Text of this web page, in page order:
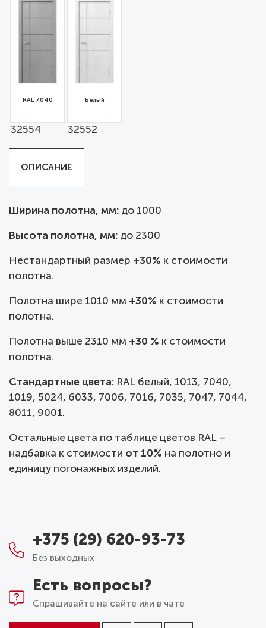
RAL 7040
32554
Белый
32552
ОПИСАНИЕ
Ширина полотна, мм: до 1000
Высота полотна, мм: до 2300
Нестандартный размер +30% к стоимости
полотна.
Полотна шире 1010 мм +30% к стоимости
полотна.
Полотна выше 2310 мм +30 % к стоимости
полотна.
Стандартные цвета: RAL белый, 1013, 7040,
1019, 5024, 6033, 7006, 7016, 7035, 7047, 7044,
8011, 9001.
Остальные цвета по таблице цветов RAL –
надбавка к стоимости от 10% на полотно и
единицу погонажных изделий.
+375 (29) 620-93-73
Без выходных
Есть вопросы?
Спрашивайте на сайте или в чате